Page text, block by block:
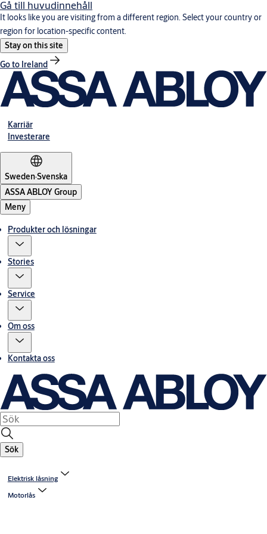
Gå till huvudinnehåll
It looks like you are visiting from a different region. Select your country or
region for location-specific content.
Stay on this site
Go to Ireland
Karriär
Investerare
Sweden·Svenska
ASSA ABLOY Group
Meny
Produkter och lösningar
Stories
Service
Om oss
Kontakta oss
Sök
Elektrisk låsning
Motorlås